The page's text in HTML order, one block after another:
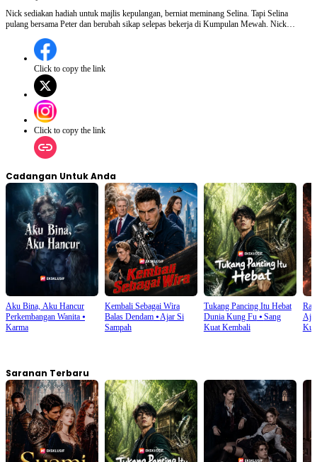
Nick sediakan hadiah untuk majlis kepulangan, berniat meminang Selina. Tapi Selina
pulang bersama Peter dan berubah sikap selepas bekerja di Kumpulan Mewah. Nick
gadis itu. Selepas putus cinta, Kerry memberi kasih tulus. Selina pula dipengaruhi Peter
mencuri rahsia syarikat, akhirnya mereka ditahan polis.
Click to copy the link
Click to copy the link
Cadangan Untuk Anda
Aku Bina, Aku Hancur
Perkembangan Wanita ⦁
Karma
Kembali Sebagai Wira
Balas Dendam⦁Ajar Si
Sampah
Tukang Pancing Itu Hebat
Dunia Kung Fu⦁ Sang
Kuat Kembali
Saranan Terbaru